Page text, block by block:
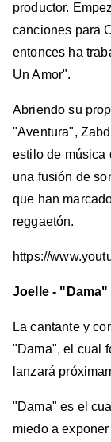
productor.
canciones para
entonces ha
Un Amor".
Abriendo su
"Aventura",
estilo de música
una fusión de
que han
reggaetón.
https://
Joelle - "Dama"
La cantante y
"Dama", el cual
lanzará
"Dama" es el
miedo a